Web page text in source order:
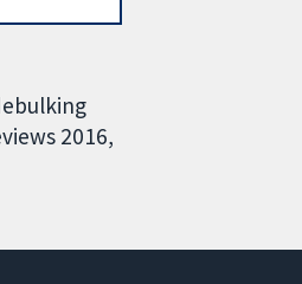
2016,